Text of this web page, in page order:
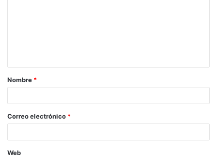
a
r
*
Nombre *
Correo electrónico *
Web